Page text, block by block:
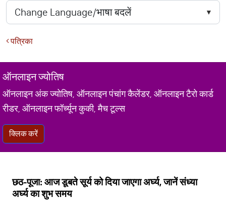
पत्रिका
ऑनलाइन ज्योतिष
ऑनलाइन अंक ज्योतिष, ऑनलाइन पंचांग कैलेंडर, ऑनलाइन टैरो कार्ड
रीडर, ऑनलाइन फॉर्च्यून कुकी, मैच टूल्स
क्लिक करें
छठ-पूजा: आज डूबते सूर्य को दिया जाएगा अर्घ्य, जानें संध्या
अर्घ्य का शुभ समय